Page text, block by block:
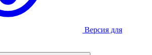
Версия для